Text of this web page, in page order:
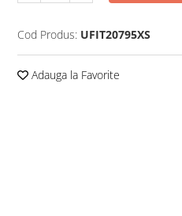
Cod Produs: UFIT20795XS
Adauga la Favorite